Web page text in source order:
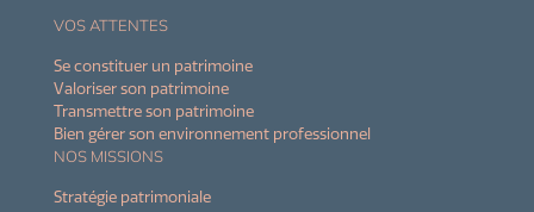
VOS ATTENTES
Se constituer un patrimoine
Valoriser son patrimoine
Transmettre son patrimoine
Bien gérer son environnement professionnel
NOS MISSIONS
Stratégie patrimoniale